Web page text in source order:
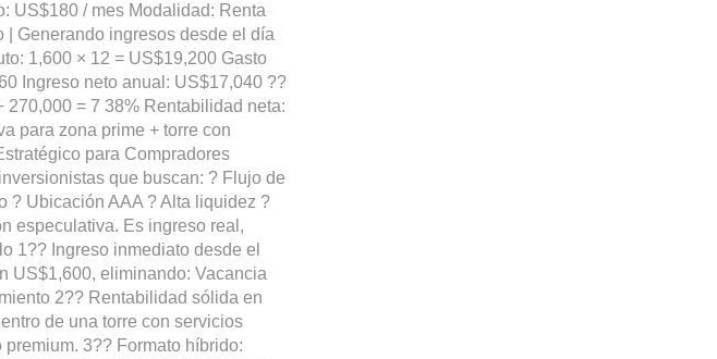
US$180 / mes Modalidad: Renta
| Generando ingresos desde el día
1,600 × 12 = US$19,200 Gasto
Ingreso neto anual: US$17,040 ??
= 7 38% Rentabilidad neta:
para zona prime + torre con
para Compradores
que buscan: ? Flujo de
? Ubicación AAA ? Alta liquidez ?
especulativa. Es ingreso real,
1?? Ingreso inmediato desde el
US$1,600, eliminando: Vacancia
2?? Rentabilidad sólida en
de una torre con servicios
3?? Formato híbrido: